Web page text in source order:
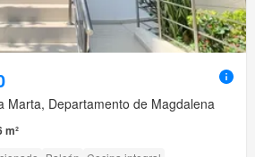
Marta, Departamento de Magdalena
m²